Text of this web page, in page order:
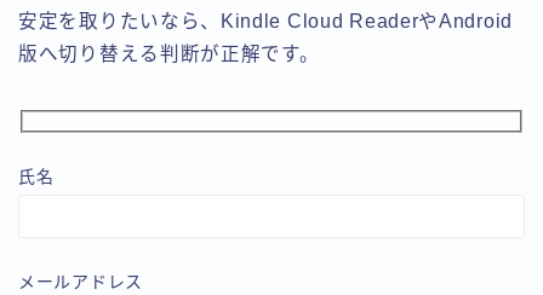
安定を取りたいなら、Kindle Cloud ReaderやAndroid
版へ切り替える判断が正解です。
氏名
メールアドレス